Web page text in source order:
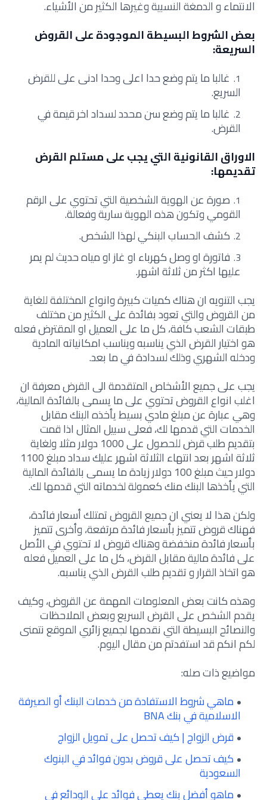
الانتماء و الدمغة النسبية وغيرها الكثير من الأشياء.
بعض الشروط البسيطة الموجودة على القروض
السريعة:
غالبا ما يتم وضع حدا اعلى وحدا ادنى على للقرض
السريع.
غالبا ما يتم وضع سن محدد لسداد اخر قيمة في
القرض.
الاوراق القانونية التي يجب على مستلم القرض
تقديمها:
صورة عن الهوية الشخصية التي تحتوي على الرقم
القومي وتكون هذه الهوية سارية وفعالة.
كشف الحساب البنكي لهذا الشخص.
فاتورة او وصل كهرباء او غاز او مياه حديث لم يمر
عليها اكثر من ثلاثة اشهر.
يجب التنويه ان هناك كميات كبيرة وانواع المختلفة للغاية
من القروض والتي تعود بفائدة على الكثير من مختلف
طبقات الشعب كافة، كل ما على العميل او المقترض فعله
هو اختيار القرض الذي يناسبه ويناسب امكانياته المادية
ودخله الشهري وذلك لسدادة في ما بعد.
يجب على جميع الأشخاص المتقدمة الى القرض معرفة ان
اغلب انواع القروض تحتوي على ما يسمى بالفائدة المالية،
وهي عبارة عن مبلغ مادي بسيط يأخذه البنك مقابل
الخدمات التي قدمها لك، فعلى سبيل المثال اذا قمت
بتقديم طلب قرض للحصول على 1000 دولار مثلا ولغاية
ثلاثة اشهر بعد انتهاء الثلاثة اشهر عليك سداد مبلغ 1100
دولار حيث مبلغ 100 دولار زيادة ما يسمى بالفائدة المالية
التي يأخذها البنك منك كعمولة لخدماته التي قدمها لك.
ولكن هذا لا يعني ان جميع القروض تمتلك أسعار فائدة،
فهناك قروض تتميز بأسعار فائدة مرتفعة، وأخرى تتميز
بأسعار فائدة منخفضة وهناك قروض لا تحتوي في الأصل
على فائدة مالية مقابل القرض، كل ما على العميل فعله
هو اتخاذ القرار و تقديم طلب القرض الذي يناسبه.
وهذه كانت بعض المعلومات المهمة عن القروض، وكيف
يقدم الشخص على القرض السريع وبعض الملاحظات
والنصائح البسيطة التي نقدمها لجميع زائري الموقع نتمنى
لكم انكم قد استفدتم من مقال اليوم.
مواضيع ذات صله:
ماهي شروط الاستفادة من خدمات البنك أو الصيرفة
الاسلامية في بنك BNA
قرض الزواج | كيف تحصل على تمويل الزواج
كيف تحصل على قروض بدون فوائد في البنوك
السعودية
ماهو أفضل بنك يعطي فوائد على الودائع في